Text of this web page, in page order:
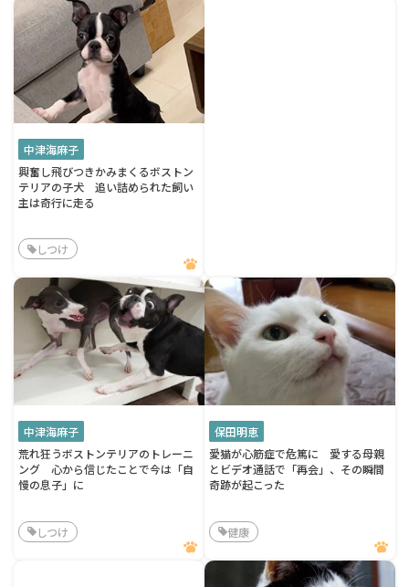
中津海麻子
興奮し飛びつきかみまくるボストン
テリアの子犬 追い詰められた飼い
主は奇行に走る
しつけ
中津海麻子
荒れ狂うボストンテリアのトレーニ
ング 心から信じたことで今は「自
慢の息子」に
しつけ
保田明恵
愛猫が心筋症で危篤に 愛する母親
とビデオ通話で「再会」、その瞬間
奇跡が起こった
健康